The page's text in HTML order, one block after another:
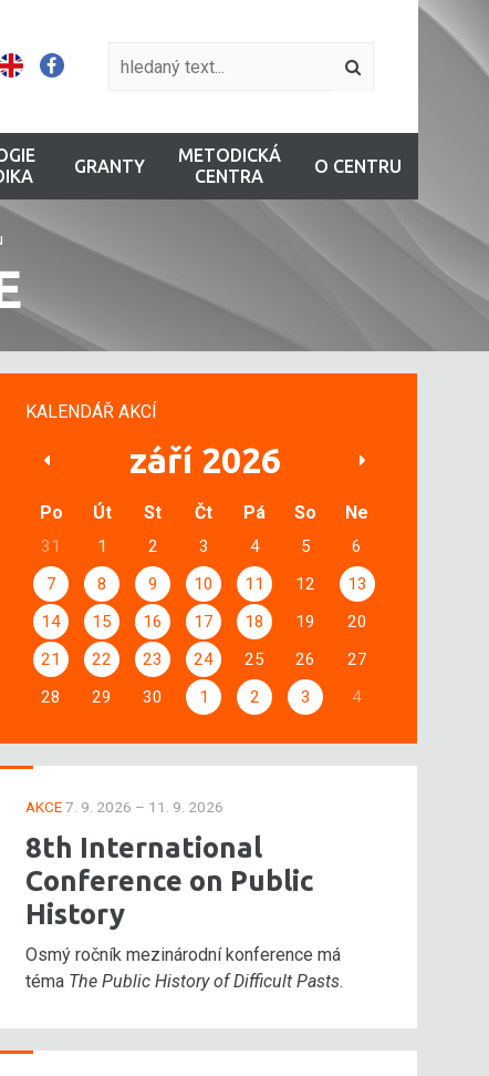
GRANTY
METODICKÁ
CENTRA
O CENTRU
KALENDÁŘ AKCÍ
září 2026
Po Út St Čt Pá So Ne
31 1 2 3 4 5
6
7
8 9 10 11 12
13
14
15 16 17 18 19
20
21
22 23 24 25 26
27
28
29 30 1 2 3 4
AKCE7. 9. 2026 – 11. 9. 2026
8th International
Conference on Public
History
Osmý ročník mezinárodní konference má
téma The Public History of Difficult Pasts.